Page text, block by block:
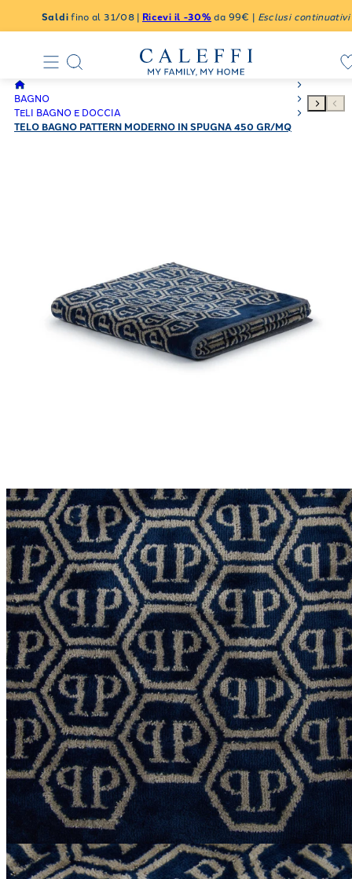
Saldifino al 31/08 | Ricevi il -30% da 99€ | Esclusi continuativi
BAGNO
TELI BAGNO E DOCCIA
TELO BAGNO PATTERN MODERNO IN SPUGNA 450 GR/MQ